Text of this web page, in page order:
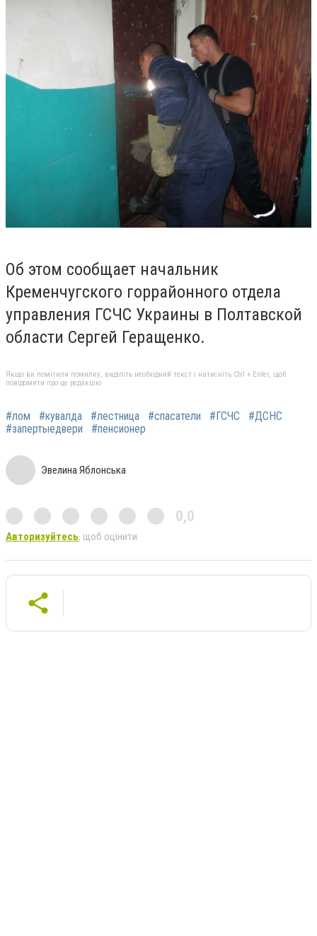
Об этом сообщает начальник
Кременчугского горрайонного отдела
управления ГСЧС Украины в Полтавской
области Сергей Геращенко.
Якщо ви помітили помилку, виділіть необхідний текст і натисніть Ctrl + Enter, щоб
повідомити про це редакцію
#лом #кувалда #лестница #спасатели #ГСЧС
#ДСНС
#запертыедвери
#пенсионер
Эвелина Яблонська
0,0
Авторизуйтесь, щоб оцінити